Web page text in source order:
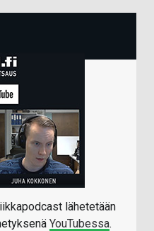
lähetetään
YouTubessa.